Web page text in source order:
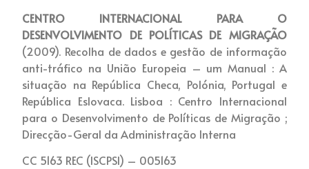
CENTRO INTERNACIONAL PARA O
DESENVOLVIMENTO DE POLÍTICAS DE MIGRAÇÃO
(2009). Recolha de dados e gestão de informação
anti-tráfico na União Europeia – um Manual : A
situação na República Checa, Polónia, Portugal e
República Eslovaca. Lisboa : Centro Internacional
para o Desenvolvimento de Políticas de Migração ;
Direcção-Geral da Administração Interna
CC 5163 REC (ISCPSI) – 005163